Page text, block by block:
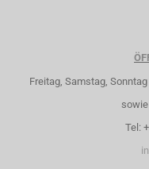
Freitag, Samstag,
Tel: